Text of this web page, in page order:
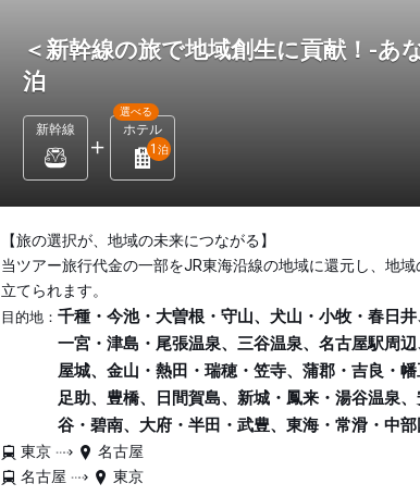
＜新幹線の旅で地域創生に貢献！-
泊
新幹線 ホテル
選べる
1 泊
【旅の選択が、地域の未来につながる】
当ツアー旅行代金の一部をJR東海沿線の地域に還元し、地
立てられます。
目的地： 千種・今池・大曽根・守山、犬山・小牧・春日井
一宮・津島・尾張温泉、三谷温泉、名古屋駅周
屋城、金山・熱田・瑞穂・笠寺、蒲郡・吉良・幡
足助、豊橋、日間賀島、新城・鳳来・湯谷温泉
谷・碧南、大府・半田・武豊、東海・常滑・中
東京
名古屋
名古屋
東京